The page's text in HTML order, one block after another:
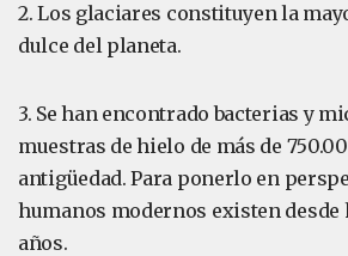
2. Los glaciares constituyen la
dulce del planeta.
3. Se han encontrado bacterias y
muestras de hielo de más de
antigüedad. Para ponerlo en
humanos modernos existen desde
años.